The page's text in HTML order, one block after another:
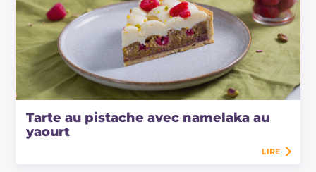
Tarte au pistache avec namelaka au
yaourt
LIRE